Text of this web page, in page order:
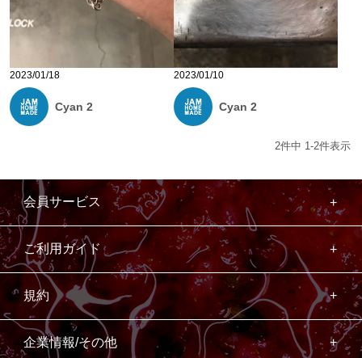
2023/01/18
Cyan 2
2023/01/10
Cyan 2
2件中 1-2件表示
会員サービス
ご利用ガイド
規約
企業情報/その他